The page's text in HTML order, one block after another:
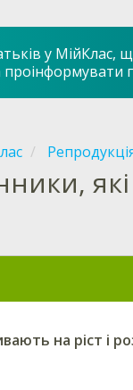
у МійКлас,
на ріст і